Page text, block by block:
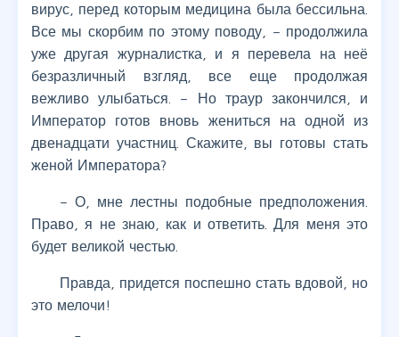
вирус, перед которым медицина была бессильна.
Все мы скорбим по этому поводу, – продолжила
уже другая журналистка, и я перевела на неё
безразличный взгляд, все еще продолжая
вежливо улыбаться. – Но траур закончился, и
Император готов вновь жениться на одной из
двенадцати участниц. Скажите, вы готовы стать
женой Императора?
– О, мне лестны подобные предположения.
Право, я не знаю, как и ответить. Для меня это
будет великой честью.
Правда, придется поспешно стать вдовой, но
это мелочи!